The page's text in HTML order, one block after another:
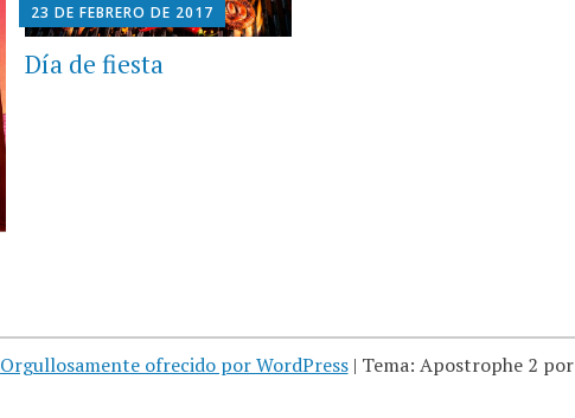
23 DE FEBRERO DE 2017
Día de fiesta
Orgullosamente ofrecido por WordPress | Tema: Apostrophe 2 por